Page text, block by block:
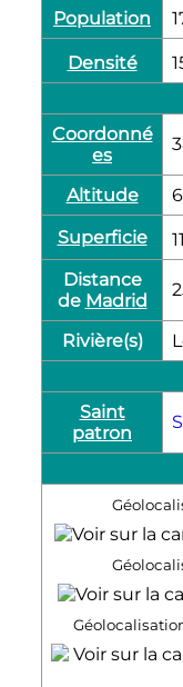
Population
Densité
Coordonné
es
Altitude
Superficie
Distance
de Madrid
Rivière(s)
Saint
patron